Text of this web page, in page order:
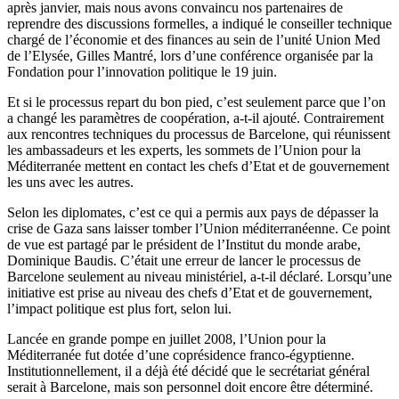
après janvier, mais nous avons convaincu nos partenaires de
reprendre des discussions formelles, a indiqué le conseiller technique
chargé de l’économie et des finances au sein de l’unité Union Med
de l’Elysée, Gilles Mantré, lors d’une conférence organisée par la
Fondation pour l’innovation politique le 19 juin.
Et si le processus repart du bon pied, c’est seulement parce que l’on
a changé les paramètres de coopération, a-t-il ajouté. Contrairement
aux rencontres techniques du processus de Barcelone, qui réunissent
les ambassadeurs et les experts, les sommets de l’Union pour la
Méditerranée mettent en contact les chefs d’Etat et de gouvernement
les uns avec les autres.
Selon les diplomates, c’est ce qui a permis aux pays de dépasser la
crise de Gaza sans laisser tomber l’Union méditerranéenne. Ce point
de vue est partagé par le président de l’Institut du monde arabe,
Dominique Baudis. C’était une erreur de lancer le processus de
Barcelone seulement au niveau ministériel, a-t-il déclaré. Lorsqu’une
initiative est prise au niveau des chefs d’Etat et de gouvernement,
l’impact politique est plus fort, selon lui.
Lancée en grande pompe en juillet 2008, l’Union pour la
Méditerranée fut dotée d’une coprésidence franco-égyptienne.
Institutionnellement, il a déjà été décidé que le secrétariat général
serait à Barcelone, mais son personnel doit encore être déterminé.